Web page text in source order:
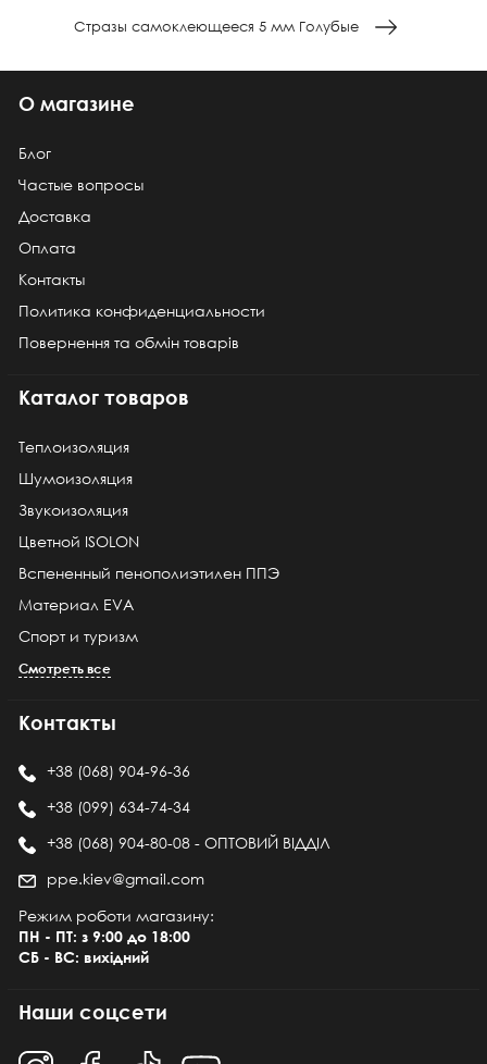
Стразы самоклеющееся 5 мм Голубые
О магазине
Блог
Частые вопросы
Доставка
Оплата
Контакты
Политика конфиденциальности
Повернення та обмін товарів
Каталог товаров
Теплоизоляция
Шумоизоляция
Звукоизоляция
Цветной ISOLON
Вспененный пенополиэтилен ППЭ
Материал EVA
Спорт и туризм
Смотреть все
Контакты
+38 (068) 904-96-36
+38 (099) 634-74-34
+38 (068) 904-80-08 - ОПТОВИЙ ВІДДІЛ
ppe.kiev@gmail.com
Режим роботи магазину:
ПН - ПТ: з 9:00 до 18:00
СБ - ВС: вихідний
Наши соцсети